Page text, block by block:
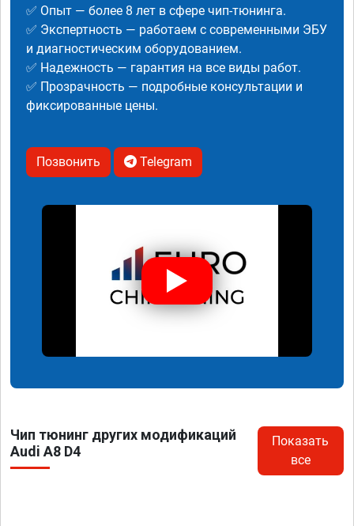
✅ Опыт — более 8 лет в сфере чип-тюнинга.
✅ Экспертность — работаем с современными ЭБУ
и диагностическим оборудованием.
✅ Надежность — гарантия на все виды работ.
✅ Прозрачность — подробные консультации и
фиксированные цены.
Позвонить Telegram
Чип тюнинг других модификаций
Audi A8 D4
Показать
все